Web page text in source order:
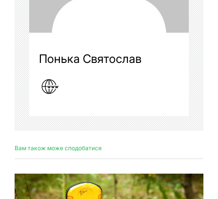
Понька Святослав
Вам також може сподобатися